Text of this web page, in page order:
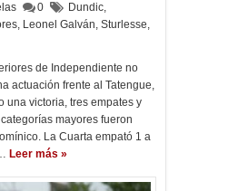
0 Dundic,
, Leonel Galván, Sturlesse,
de Independiente no
actuación frente al Tatengue,
una victoria, tres empates y
mayores fueron
La Cuarta empató 1 a
Leer más »